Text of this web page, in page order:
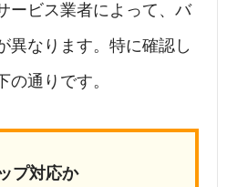
ービス業者によって、バ
異なります。特に確認し
の通りです。
プ対応か